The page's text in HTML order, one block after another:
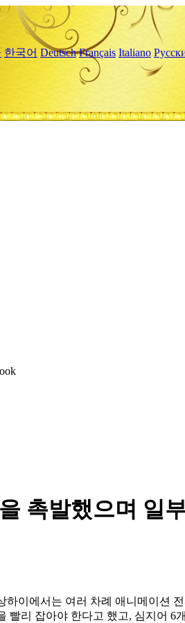
한국어 Deutsch Français Italiano
촉발했으며 일
이에서는 여러 차례 애니메이션
리 잡아야 한다고 했고, 심지어